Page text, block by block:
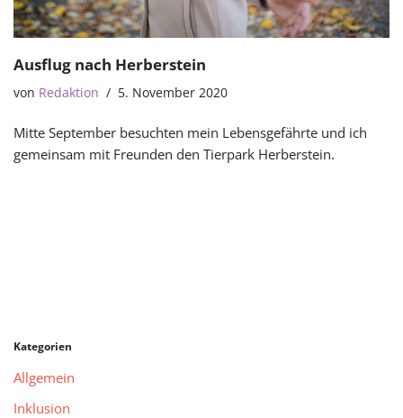
Ausflug nach Herberstein
von Redaktion 5. November 2020
Mitte September besuchten mein Lebensgefährte und ich
gemeinsam mit Freunden den Tierpark Herberstein.
Kategorien
Allgemein
Inklusion